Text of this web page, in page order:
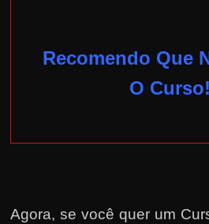
Recomendo Que
O
Agora, se você quer um